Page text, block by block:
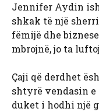
Jennifer Aydin
shkak të një
fëmijë dhe
mbrojnë, jo ta
Çaji që derdhet
shtyrë vendasin e
duket i hodhi një